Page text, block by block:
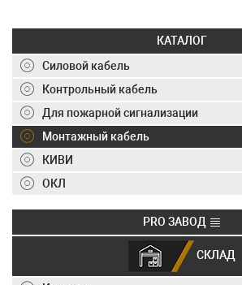
Склад
ОКЛ
Вакансии
Контакты
+7 (495) 150-40-20
info@ivkz.ru
КАТАЛОГ
Силовой кабель
Контрольный кабель
Для пожарной сигнализации
Монтажный кабель
КИВИ
ОКЛ
PRO ЗАВОД
СКЛАД